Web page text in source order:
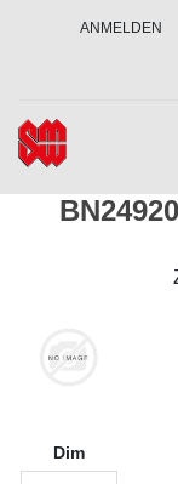
ANMELDEN
Dim